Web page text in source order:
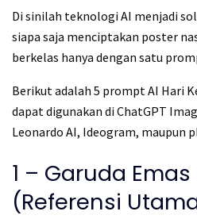
Di sinilah teknologi AI menjadi
siapa saja menciptakan poster
berkelas hanya dengan satu
Berikut adalah 5 prompt AI Hari
dapat digunakan di ChatGPT
Leonardo AI, Ideogram, maupun
1 – Garuda
(Referensi